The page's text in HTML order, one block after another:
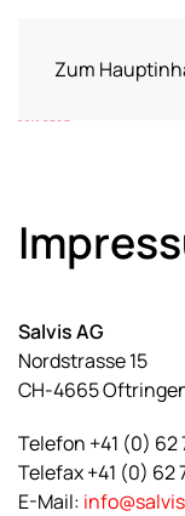
Zum
Salvis AG
Nordstrasse 15
CH-4665
Telefon +41 (0) 62
Telefax +41 (0) 62
E-Mail: